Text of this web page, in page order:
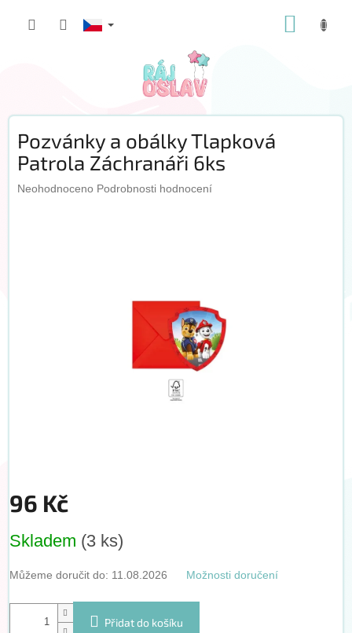
Pozvánky a obálky Tlapková
Patrola Záchranáři 6ks
Průměrné
Neohodnoceno Podrobnosti hodnocení
96 Kč
cena:
Skladem (3 ks)
Můžeme doručit do: 11.08.2026 Možnosti doručení
Přidat do košíku